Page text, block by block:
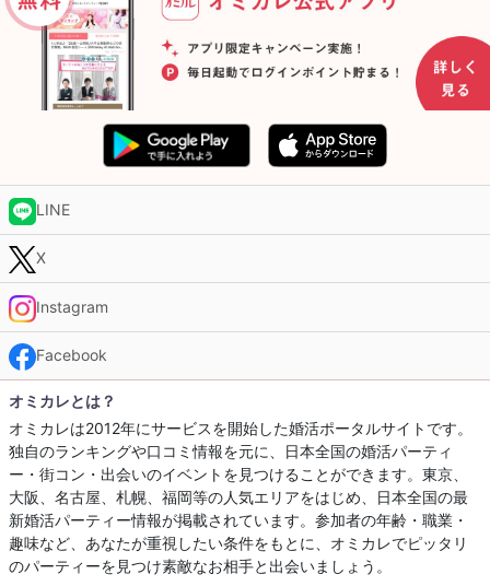
LINE
X
Instagram
Facebook
オミカレとは？
オミカレは2012年にサービスを開始した婚活ポータルサイトです。
独自のランキングや口コミ情報を元に、日本全国の婚活パーティ
ー・街コン・出会いのイベントを見つけることができます。東京、
大阪、名古屋、札幌、福岡等の人気エリアをはじめ、日本全国の最
新婚活パーティー情報が掲載されています。参加者の年齢・職業・
趣味など、あなたが重視したい条件をもとに、オミカレでピッタリ
のパーティーを見つけ素敵なお相手と出会いましょう。